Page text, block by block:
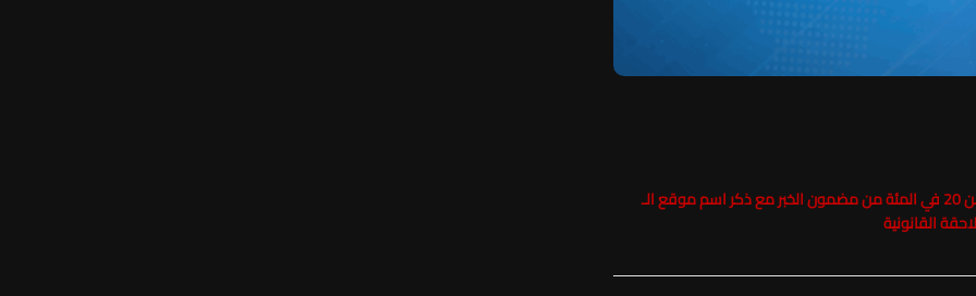
حفاظاً على حقوق الملكية الفكرية يرجى عدم نسخ ما يزيد عن 20 في المئة من مضمون الخبر مع ذكر اسم موقع الـ